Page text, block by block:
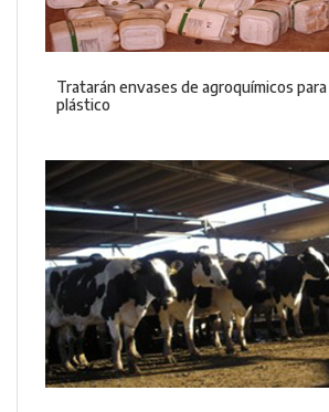
Tratarán envases de agroquímicos
plástico